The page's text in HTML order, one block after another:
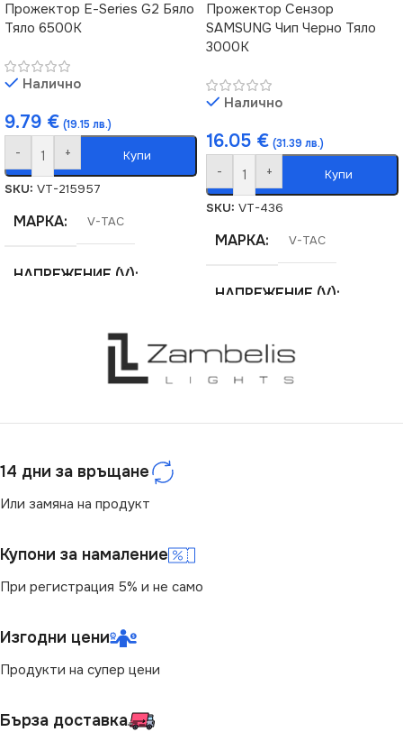
Прожектор Е-Series G2 Бяло
Тяло 6500K
Налично
9.79 € (19.15 лв.)
- + Купи
SKU: VT-215957
МАРКА V-TAC
НАПРЕЖЕНИЕ (V)
ЕНЕРГИЕН КЛАС
СЕРИЯ VT-4031
МОЩНОСТ (W) 30
ЦВЕТНА ТЕМПЕРАТУРА
(K)
Прожектор Сензор
SAMSUNG Чип Черно Тяло
3000K
Налично
16.05 € (31.39 лв.)
- + Купи
SKU: VT-436
МАРКА V-TAC
НАПРЕЖЕНИЕ (V)
ЕНЕРГИЕН КЛАС
14 дни за връщане
Или замяна на продукт
Купони за намаление
При регистрация 5% и не само
Изгодни цени
Продукти на супер цени
Бърза доставка